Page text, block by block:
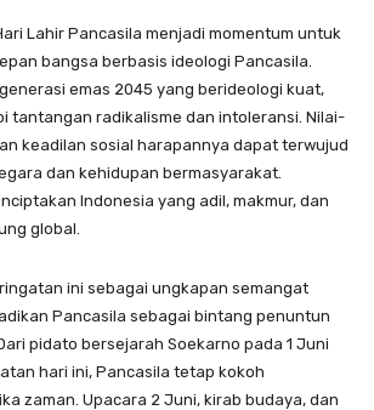
Lahir Pancasila menjadi momentum untuk
bangsa berbasis ideologi Pancasila.
emas 2045 yang berideologi kuat,
tantangan radikalisme dan intoleransi. Nilai-
keadilan sosial harapannya dapat terwujud
dan kehidupan bermasyarakat.
Indonesia yang adil, makmur, dan
global.
ini sebagai ungkapan semangat
Pancasila sebagai bintang penuntun
pidato bersejarah Soekarno pada 1 Juni
hari ini, Pancasila tetap kokoh
zaman. Upacara 2 Juni, kirab budaya, dan